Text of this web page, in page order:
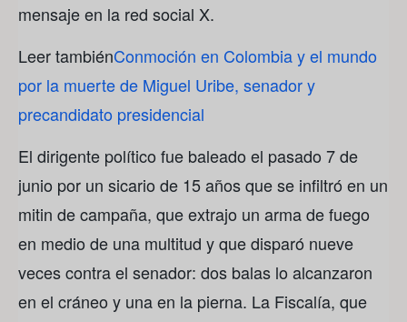
mensaje en la red social X.
Leer tambiénConmoción en Colombia y el mundo
por la muerte de Miguel Uribe, senador y
precandidato presidencial
El dirigente político fue baleado el pasado 7 de
junio por un sicario de 15 años que se infiltró en un
mitin de campaña, que extrajo un arma de fuego
en medio de una multitud y que disparó nueve
veces contra el senador: dos balas lo alcanzaron
en el cráneo y una en la pierna. La Fiscalía, que